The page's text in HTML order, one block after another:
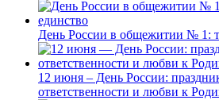
День России в общежитии № 1:
12 июня – День России:
ответственности и любви к